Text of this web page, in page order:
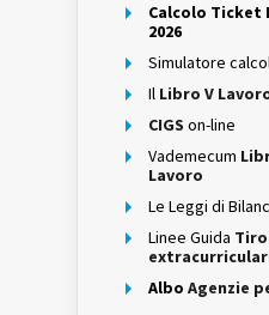
Calcolo Ticket
2026
Simulatore
Il Libro V
CIGS on-line
Vademecum
Lavoro
Le Leggi di
Linee Guida
Albo Agenzie